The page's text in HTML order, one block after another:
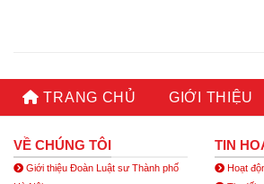
TRANG CHỦ GIỚI THIỆU
VỀ CHÚNG TÔI
Giới thiệu Đoàn Luật sư Thành phố
TIN
Hoạt